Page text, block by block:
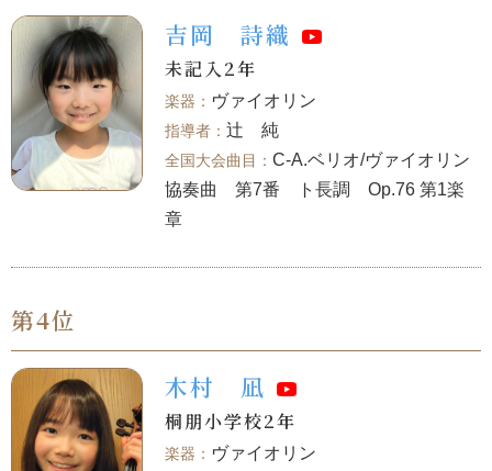
吉岡 詩織
未記入2年
ヴァイオリン
辻 純
C-A.ベリオ/ヴァイオリン
協奏曲 第7番 ト長調 Op.76 第1楽
章
第4位
木村 凪
桐朋小学校2年
ヴァイオリン